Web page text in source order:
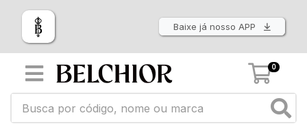
Baixe já nosso APP
0